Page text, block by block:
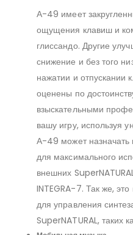
А-49 имеет
ощущения клавиш и
глиссандо. Другие
снижение и без того
нажатии и отпускании
оценены по
взыскательными
вашу игру, используя
А-49 может назначать
для максимального
внешних
INTEGRA-7. Так же,
для управления
SuperNATURAL, таких